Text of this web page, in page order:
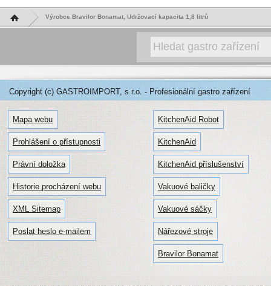
Hlavní stránka Výrobce Bravilor Bonamat, Udržovací kapacita 1,8 litrů
Copyright (c) GASTROIMPORT, s.r.o. - Profesionální gastro zařízení
Mapa webu
Prohlášení o přístupnosti
Právní doložka
Historie procházení webu
XML Sitemap
Poslat heslo e-mailem
KitchenAid Robot
KitchenAid
KitchenAid příslušenství
Vakuové baličky
Vakuové sáčky
Nářezové stroje
Bravilor Bonamat